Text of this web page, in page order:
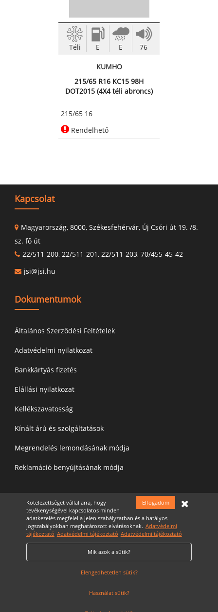
Téli E E 76
KUMHO
215/65 R16 KC15 98H
DOT2015 (4X4 téli abroncs)
215/65 16
Rendelhető
Kapcsolat
Magyarország, 8000, Székesfehérvár, Új Csóri út 19. /8.
sz. fő út
22/511-200, 22/511-201, 22/511-203, 70/455-45-42
jsi@jsi.hu
Dokumentumok
Általános Szerződési Feltételek
Adatvédelmi nyilatkozat
Bankkártyás fizetés
Elállási nyilatkozat
Kellékszavatosság
Kínált árú és szolgáltatások
Megrendelés lemondásának módja
Reklamáció benyújtásának módja
Felíratkozás a hírelevélre
Adatvédelmi nyilatkozatot
Elfogadom
Kötelezettséget vállal arra, hogy
tevékenységével kapcsolatos minden
adatkezelés megfelel a jelen szabályzatban és a hatályos
jogszabályokban meghatározott elvárásoknak. Adatvédelmi
tájékoztató Adatvédelmi tájékoztató Adatvédelmi tájékoztató
Mik azok a sütik?
Elengedhetetlen sütik?
Használat sütik?